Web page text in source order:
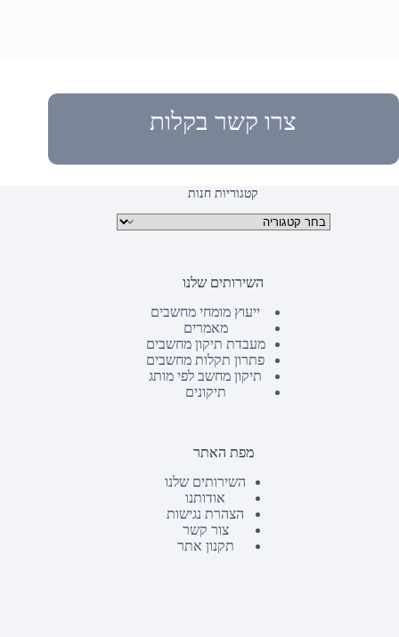
צרו קשר בקלות
קטגוריות חנות
קטגוריות מוצרים
השירותים שלנו
ייעוץ מומחי מחשבים
מאמרים
מעבדת תיקון מחשבים
פתרון תקלות מחשבים
תיקון מחשב לפי מותג
תיקונים
מפת האתר
השירותים שלנו
אודותנו
הצהרת נגישות
צור קשר
תקנון אתר